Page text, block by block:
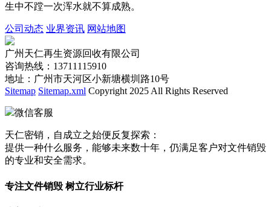
生中不蹚一次浑水就不算成熟。
公司动态 业界资讯 网站地图
广州天仁再生资源回收有限公司
咨询热线：13711115910
地址：广州市天河区小新塘横圳路10号
Sitemap Sitemap.xml Copyright 2025 All Rights Reserved
微信客服
天仁密销，自成立之始便反复探索：
提供一种什么服务，能够未来数十年，仍满足客户对文件销毁
的专业和安全需求。
专注文件销毁 树立行业标杆